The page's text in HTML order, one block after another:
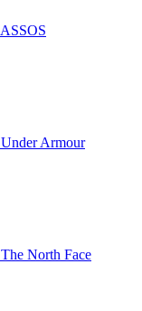
ASSOS
Under Armour
The North Face